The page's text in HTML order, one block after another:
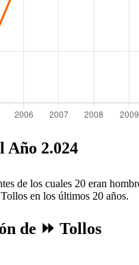
Año 2.024
de los cuales 20 eran
en los últimos 20 años.
de ⏩ Tollos